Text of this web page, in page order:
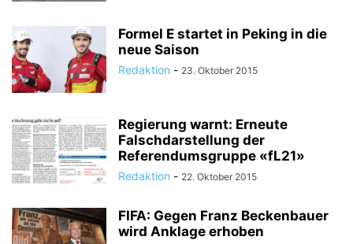
Formel E startet in Peking in die
neue Saison
Redaktion - 23. Oktober 2015
Regierung warnt: Erneute
Falschdarstellung der
Referendumsgruppe «fL21»
Redaktion - 22. Oktober 2015
FIFA: Gegen Franz Beckenbauer
wird Anklage erhoben